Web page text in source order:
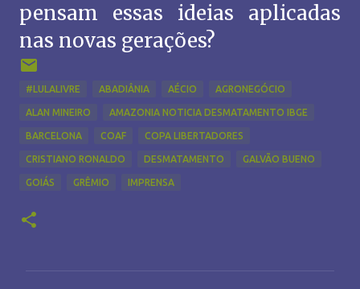
pensam essas ideias aplicadas
nas novas gerações?
#LULALIVRE ABADIÂNIA AÉCIO AGRONEGÓCIO
ALAN MINEIRO AMAZONIA NOTICIA DESMATAMENTO IBGE
BARCELONA COAF COPA LIBERTADORES
CRISTIANO RONALDO DESMATAMENTO GALVÃO BUENO
GOIÁS GRÊMIO IMPRENSA